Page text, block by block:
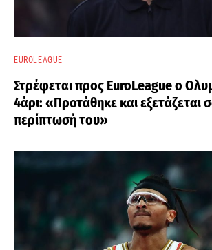
EUROLEAGUE
Στρέφεται προς EuroLeague ο
4άρι: «Προτάθηκε και εξετάζεται
περίπτωσή του»